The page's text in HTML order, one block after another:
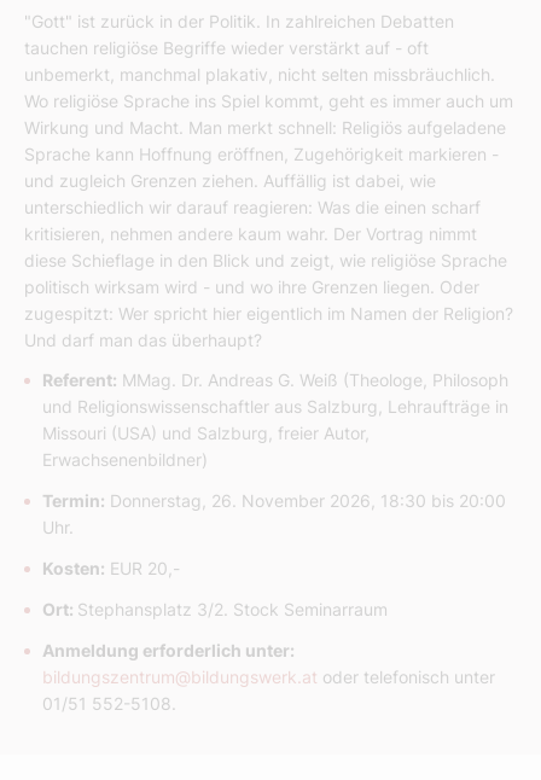
"Gott" ist zurück in der Politik. In zahlreichen Debatten
tauchen religiöse Begriffe wieder verstärkt auf - oft
unbemerkt, manchmal plakativ, nicht selten missbräuchlich.
Wo religiöse Sprache ins Spiel kommt, geht es immer auch um
Wirkung und Macht. Man merkt schnell: Religiös aufgeladene
Sprache kann Hoffnung eröffnen, Zugehörigkeit markieren -
und zugleich Grenzen ziehen. Auffällig ist dabei, wie
unterschiedlich wir darauf reagieren: Was die einen scharf
kritisieren, nehmen andere kaum wahr. Der Vortrag nimmt
diese Schieflage in den Blick und zeigt, wie religiöse Sprache
politisch wirksam wird - und wo ihre Grenzen liegen. Oder
zugespitzt: Wer spricht hier eigentlich im Namen der Religion?
Und darf man das überhaupt?
Referent: MMag. Dr. Andreas G. Weiß (Theologe, Philosoph
und Religionswissenschaftler aus Salzburg, Lehraufträge in
Missouri (USA) und Salzburg, freier Autor,
Erwachsenenbildner)
Termin: Donnerstag, 26. November 2026, 18:30 bis 20:00
Uhr.
Kosten: EUR 20,-
Ort: Stephansplatz 3/2. Stock Seminarraum
Anmeldung erforderlich unter:
bildungszentrum@bildungswerk.at oder telefonisch unter
01/51 552-5108.